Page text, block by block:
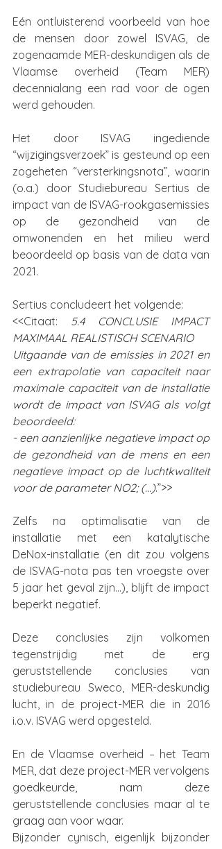
Eén ontluisterend voorbeeld van hoe
de mensen door zowel ISVAG, de
zogenaamde MER-deskundigen als de
Vlaamse overheid (Team MER)
decennialang een rad voor de ogen
werd gehouden.
Het door ISVAG ingediende
“wijzigingsverzoek” is gesteund op een
zogeheten “versterkingsnota”, waarin
(o.a.) door Studiebureau Sertius de
impact van de ISVAG-rookgasemissies
op de gezondheid van de
omwonenden en het milieu werd
beoordeeld op basis van de data van
2021.
Sertius concludeert het volgende:
<<Citaat: 5.4 CONCLUSIE IMPACT
MAXIMAAL REALISTISCH SCENARIO
Uitgaande van de emissies in 2021 en
een extrapolatie van capaciteit naar
maximale capaciteit van de installatie
wordt de impact van ISVAG als volgt
beoordeeld:
- een aanzienlijke negatieve impact op
de gezondheid van de mens en een
negatieve impact op de luchtkwaliteit
voor de parameter NO2; (…).”>>
Zelfs na optimalisatie van de
installatie met een katalytische
DeNox-installatie (en dit zou volgens
de ISVAG-nota pas ten vroegste over
5 jaar het geval zijn…), blijft de impact
beperkt negatief.
Deze conclusies zijn volkomen
tegenstrijdig met de erg
geruststellende conclusies van
studiebureau Sweco, MER-deskundig
lucht, in de project-MER die in 2016
i.o.v. ISVAG werd opgesteld.
En de Vlaamse overheid – het Team
MER, dat deze project-MER vervolgens
goedkeurde, nam deze
geruststellende conclusies maar al te
graag aan voor waar.
Bijzonder cynisch, eigenlijk bijzonder